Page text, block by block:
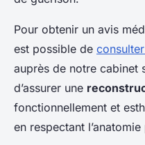
Pour obtenir un avis
est possible de
auprès de notre cabinet
d’assurer une
fonctionnellement et
en respectant